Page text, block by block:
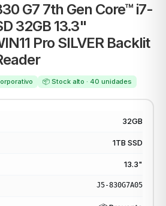
G7 7th Gen Core™ i7-
32GB 13.3"
Pro SILVER Backlit
📦 Stock alto · 40 unidades
32GB
1TB SSD
13.3"
J5-830G7A05